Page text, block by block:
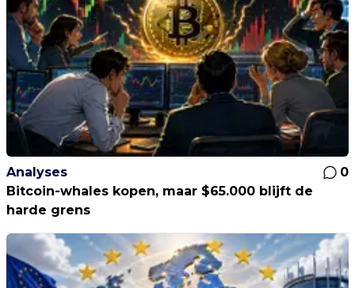
Analyses
0
Bitcoin-whales kopen, maar $65.000 blijft de
harde grens